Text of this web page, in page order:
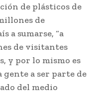
de plásticos de
de
a sumarse, “a
de visitantes
y por lo mismo es
a ser parte de
del medio